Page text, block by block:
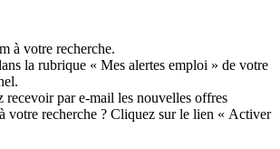
à votre recherche.
la rubrique « Mes alertes emploi » de votre
recevoir par e-mail les nouvelles offres
votre recherche ? Cliquez sur le lien « Activer